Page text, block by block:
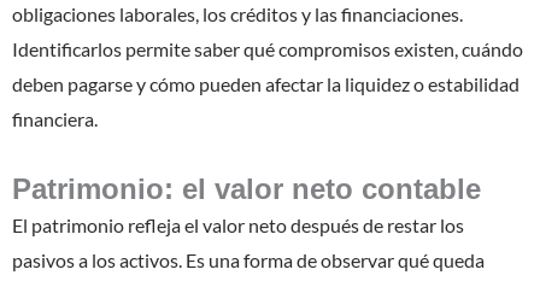
obligaciones laborales, los créditos y las financiaciones.
Identificarlos permite saber qué compromisos existen, cuándo
deben pagarse y cómo pueden afectar la liquidez o estabilidad
financiera.
Patrimonio: el valor neto contable
El patrimonio refleja el valor neto después de restar los
pasivos a los activos. Es una forma de observar qué queda